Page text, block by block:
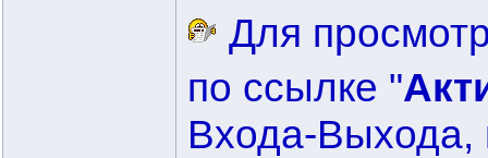
Для
по ссылке "
Входа-Выхода,